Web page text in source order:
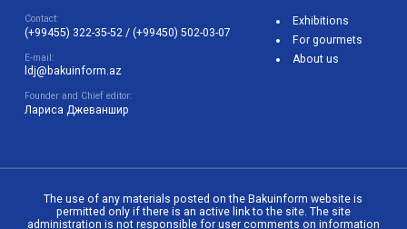
Contact:
(+99455) 322-35-52 / (+99450) 502-03-07
E-mail:
ldj@bakuinform.az
Founder and Chief editor:
Лариса Джеваншир
Exhibitions
For gourmets
About us
The use of any materials posted on the Bakuinform website is
permitted only if there is an active link to the site. The site
administration is not responsible for user comments on information